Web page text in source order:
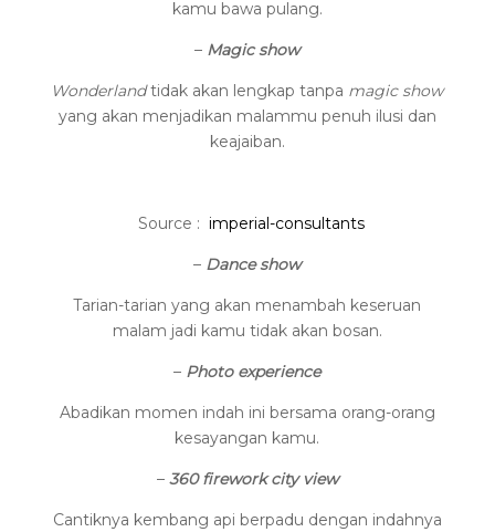
kamu bawa pulang.
– Magic show
Wonderlandtidak akan lengkap tanpa magic show
yang akan menjadikan malammu penuh ilusi dan
keajaiban.
Source : imperial-consultants
– Dance show
Tarian-tarian yang akan menambah keseruan
malam jadi kamu tidak akan bosan.
– Photo experience
Abadikan momen indah ini bersama orang-orang
kesayangan kamu.
– 360 firework city view
Cantiknya kembang api berpadu dengan indahnya